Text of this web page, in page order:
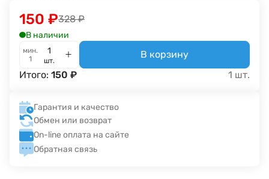
328 ₽
150 ₽
В наличии
мин.
1
шт.
В корзину
Итого: 150 ₽ 1 шт.
Гарантия и качество
Обмен или возврат
On-line оплата на сайте
Обратная связь